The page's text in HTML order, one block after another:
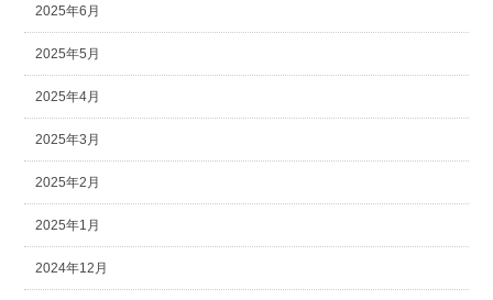
2025年6月
2025年5月
2025年4月
2025年3月
2025年2月
2025年1月
2024年12月